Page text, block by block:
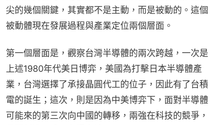
尖的幾個關鍵，其實都不是主動，而是被動的。這個
被動體現在發展過程與產業定位兩個層面。
第一個層面是，觀察台灣半導體的兩次跨越，一次是
上述1980年代美日博弈，美國為打擊日本半導體產
業，台灣選擇了承接晶圓代工的位子，因此有了台積
電的誕生；這次，則是因為中美博弈下，面對半導體
可能來的第三次向中國的轉移，兩強在科技的競爭，